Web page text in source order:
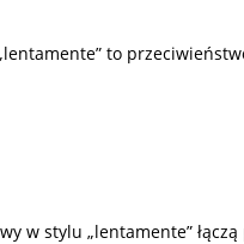
to
w stylu „lentamente”